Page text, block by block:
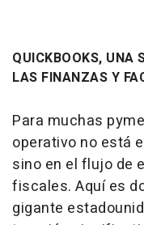
QUICKBOOKS, UNA
LAS FINANZAS Y
Para muchas
operativo no está
sino en el flujo de
fiscales. Aquí es
gigante